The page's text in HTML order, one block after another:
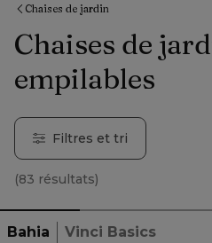
Chaises de jardin
Chaises de
empilables
Filtres et tri
(83 résultats)
Bahia Vinci Basics